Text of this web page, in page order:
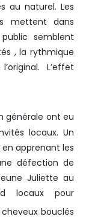
au naturel. Les
mettent dans
semblent
, la rythmique
L’effet
générale ont eu
locaux. Un
apprenant les
défection de
Juliette au
locaux pour
bouclés